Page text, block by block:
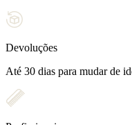
Devoluções
Até 30 dias para mudar de